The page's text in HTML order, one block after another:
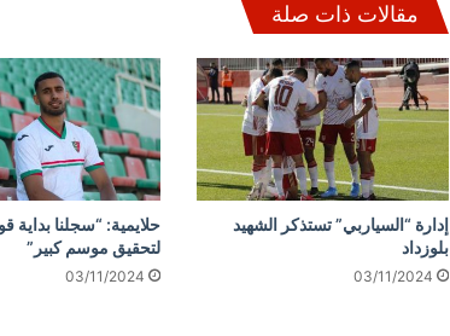
مقالات ذات صلة
إدارة “السياربي” تستذكر الشهيد
بلوزداد
03/11/2024
حلايمية: “سجلنا بداية
لتحقيق موسم كبير”
03/11/2024